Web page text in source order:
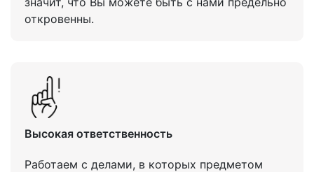
откровенны.
Высокая ответственность
Работаем с делами, в которых предметом